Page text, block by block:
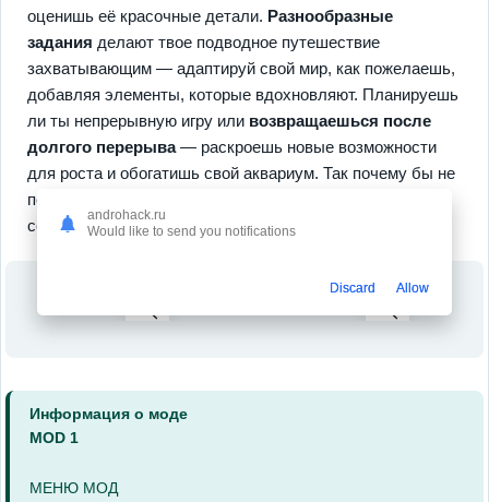
оценишь её красочные детали. Разнообразные
задания делают твое подводное путешествие
захватывающим — адаптируй свой мир, как пожелаешь,
добавляя элементы, которые вдохновляют. Планируешь
ли ты непрерывную игру или возвращаешься после
долгого перерыва— раскроешь новые возможности
для роста и обогатишь свой аквариум. Так почему бы не
погрузиться в это чудесное приключение? Почувствуй
себя частью этого удивительного мира прямо сейчас!
Информация о моде
MOD 1
МЕНЮ МОД
androhack.ru
Would like to send you notifications
Discard Allow